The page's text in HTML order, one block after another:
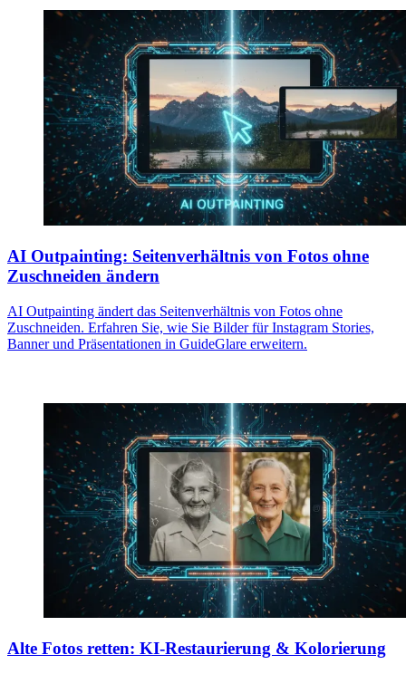
AI Outpainting: Seitenverhältnis von Fotos ohne
Zuschneiden ändern
AI Outpainting ändert das Seitenverhältnis von Fotos ohne
Zuschneiden. Erfahren Sie, wie Sie Bilder für Instagram Stories,
Banner und Präsentationen in GuideGlare erweitern.
Alte Fotos retten: KI-Restaurierung & Kolorierung